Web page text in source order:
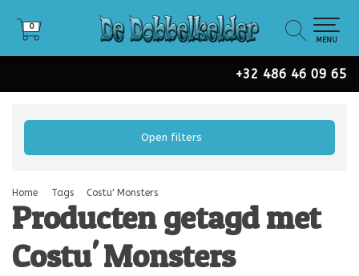
+32 486 46 09 65
0
0
MENU
Open filters
Home Tags Costu' Monsters
Producten getagd met
Costu' Monsters